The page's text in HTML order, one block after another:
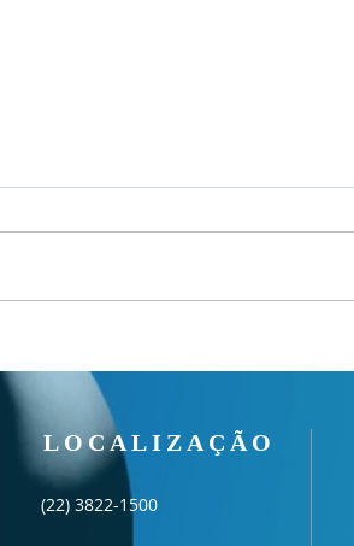
LOCALIZAÇÃO
(22) 3822-1500